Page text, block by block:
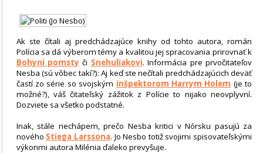
Ak ste čítali aj predchádzajúce knihy od tohto autora, román
Polícia sa dá výberom témy a kvalitou jej spracovania prirovnať k
Bohyni pomsty či Snehuliakovi. Informácia pre prvočitateľov
Nesba (sú vôbec takí?): Aj keď ste nečítali predchádzajúcich deväť
častí zo série so svojským inšpektorom Harrym Holem (je to
možné?), váš čitateľský zážitok z Polície to nijako neovplyvní.
Dozviete sa všetko podstatné.
Inak, stále nechápem, prečo Nesba kritici v Nórsku pasujú za
nového Stiega Larssona. Jo Nesbo totiž svojimi spisovateľskými
výkonmi autora Milénia ďaleko prevyšuje.